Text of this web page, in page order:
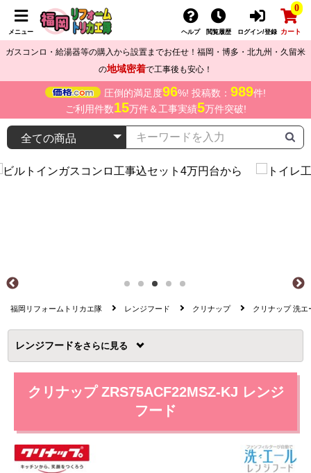
メニュー ヘルプ 閲覧履歴 ログイン/登録
0
カート
ガスコンロ・給湯器等の購入から設置までお任せ！福岡・博多・北九州・久留米
の地域密着で工事後も安心！
圧倒的満足度96%! 投稿数： 989件!
ご利用件数15万件＆工事実績5万件突破!
福岡リフォームトリカエ隊 レンジフード クリナップ クリナップ 洗
レンジフードを
クリナップ ZRS75ACF22MSZ-KJ レンジ
フード